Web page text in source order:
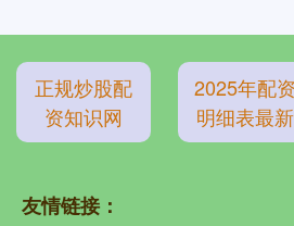
正规炒股配
资知识网
2025年配资
明细表最新
友情链接：